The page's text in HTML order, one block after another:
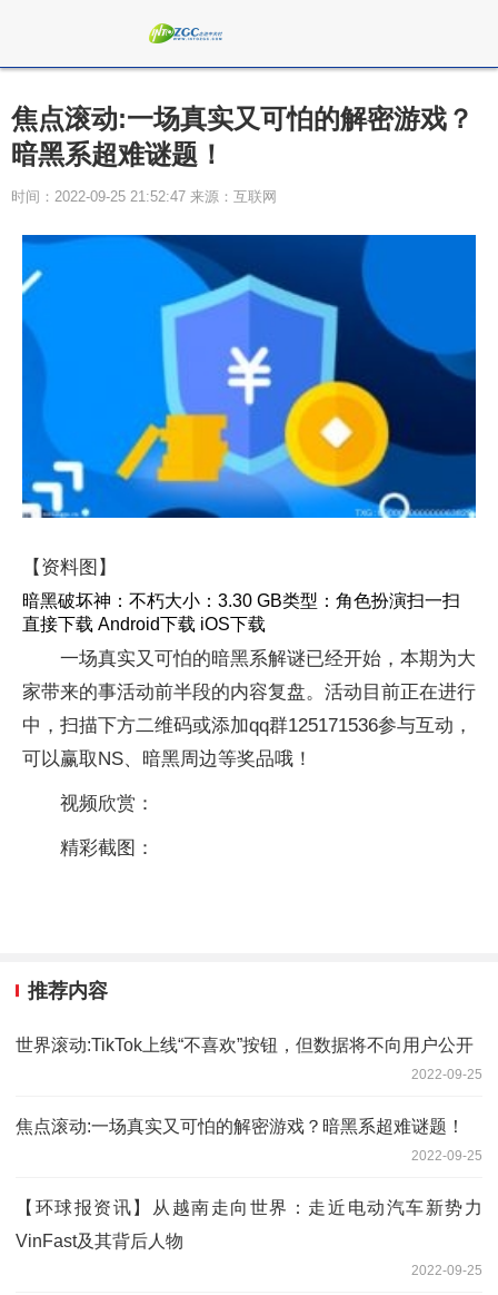
焦点滚动:一场真实又可怕的解密游戏？
暗黑系超难谜题！
时间：2022-09-25 21:52:47 来源：互联网
【资料图】
暗黑破坏神：不朽大小：3.30 GB类型：角色扮演扫一扫
直接下载 Android下载 iOS下载
一场真实又可怕的暗黑系解谜已经开始，本期为大
家带来的事活动前半段的内容复盘。活动目前正在进行
中，扫描下方二维码或添加qq群125171536参与互动，
可以赢取NS、暗黑周边等奖品哦！
视频欣赏：
精彩截图：
推荐内容
世界滚动:TikTok上线“不喜欢”按钮，但数据将不向用户公开
2022-09-25
焦点滚动:一场真实又可怕的解密游戏？暗黑系超难谜题！
2022-09-25
【环球报资讯】从越南走向世界：走近电动汽车新势力
VinFast及其背后人物
2022-09-25